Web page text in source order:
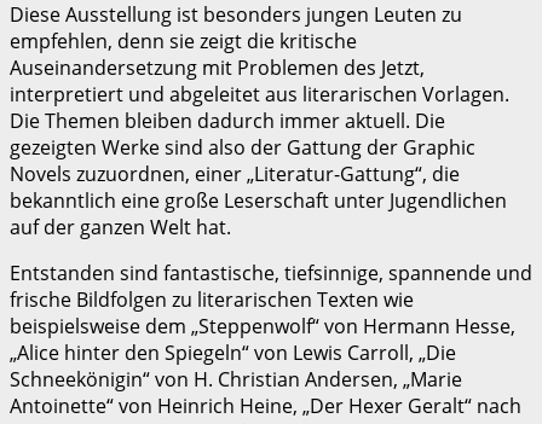
Diese Ausstellung ist besonders jungen Leuten zu
empfehlen, denn sie zeigt die kritische
Auseinandersetzung mit Problemen des Jetzt,
interpretiert und abgeleitet aus literarischen Vorlagen.
Die Themen bleiben dadurch immer aktuell. Die
gezeigten Werke sind also der Gattung der Graphic
Novels zuzuordnen, einer „Literatur-Gattung“, die
bekanntlich eine große Leserschaft unter Jugendlichen
auf der ganzen Welt hat.
Entstanden sind fantastische, tiefsinnige, spannende und
frische Bildfolgen zu literarischen Texten wie
beispielsweise dem „Steppenwolf“ von Hermann Hesse,
„Alice hinter den Spiegeln“ von Lewis Carroll, „Die
Schneekönigin“ von H. Christian Andersen, „Marie
Antoinette“ von Heinrich Heine, „Der Hexer Geralt“ nach